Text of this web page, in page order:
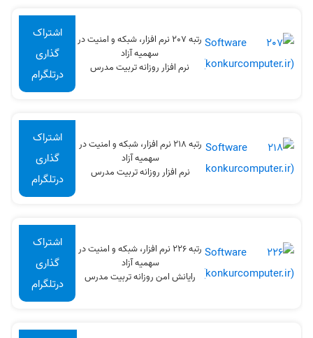
رتبه 207 نرم افزار، شبکه و امنیت در
سهميه آزاد
نرم افزار روزانه تربیت مدرس
اشتراک
گذاری
درتلگرام
رتبه 218 نرم افزار، شبکه و امنیت در
سهميه آزاد
نرم افزار روزانه تربیت مدرس
اشتراک
گذاری
درتلگرام
رتبه 226 نرم افزار، شبکه و امنیت در
سهميه آزاد
رایانش امن روزانه تربیت مدرس
اشتراک
گذاری
درتلگرام